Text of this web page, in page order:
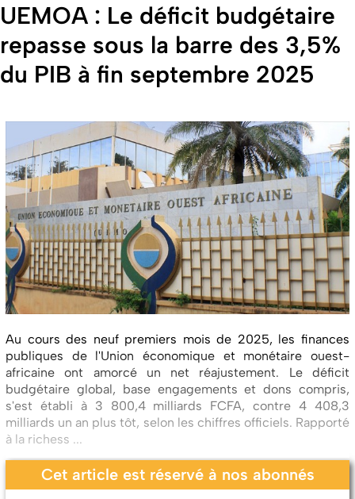
UEMOA : Le déficit budgétaire
repasse sous la barre des 3,5%
du PIB à fin septembre 2025
Au cours des neuf premiers mois de 2025, les finances
publiques de l'Union économique et monétaire ouest-
africaine ont amorcé un net réajustement. Le déficit
budgétaire global, base engagements et dons compris,
s'est établi à 3 800,4 milliards FCFA, contre 4 408,3
milliards un an plus tôt, selon les chiffres officiels. Rapporté
à la richess ...
Cet article est réservé à nos abonnés